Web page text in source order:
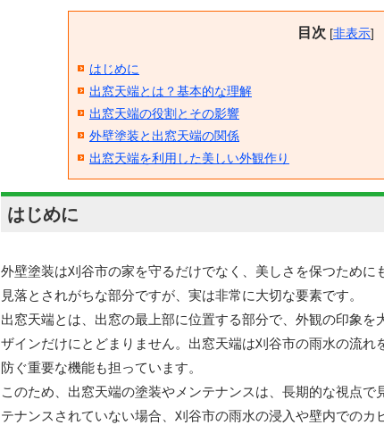
目次 [非表示]
はじめに
出窓天端とは？基本的な理解
出窓天端の役割とその影響
外壁塗装と出窓天端の関係
出窓天端を利用した美しい外観作り
はじめに
外壁塗装は刈谷市の家を守るだけでなく、美しさを保つため
見落とされがちな部分ですが、実は非常に大切な要素です。
出窓天端とは、出窓の最上部に位置する部分で、外観の印象
ザインだけにとどまりません。出窓天端は刈谷市の雨水の流
防ぐ重要な機能も担っています。
このため、出窓天端の塗装やメンテナンスは、長期的な視点
テナンスされていない場合、刈谷市の雨水の浸入や壁内での